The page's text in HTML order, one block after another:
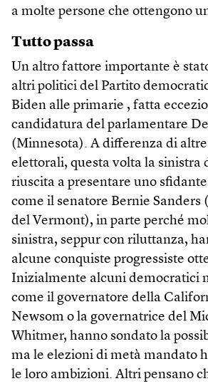
a molte persone che ottengono
Tutto passa
Un altro fattore importante è
altri politici del Partito
Biden alle primarie , fatta
candidatura del parlamentare
(Minnesota). A differenza di
elettorali, questa volta la sinistra
riuscita a presentare uno
come il senatore Bernie Sanders
del Vermont), in parte perché
sinistra, seppur con riluttanza,
alcune conquiste progressiste
Inizialmente alcuni democratici
come il governatore della
Newsom o la governatrice del
Whitmer, hanno sondato la
ma le elezioni di metà mandato
le loro ambizioni. Altri pensano